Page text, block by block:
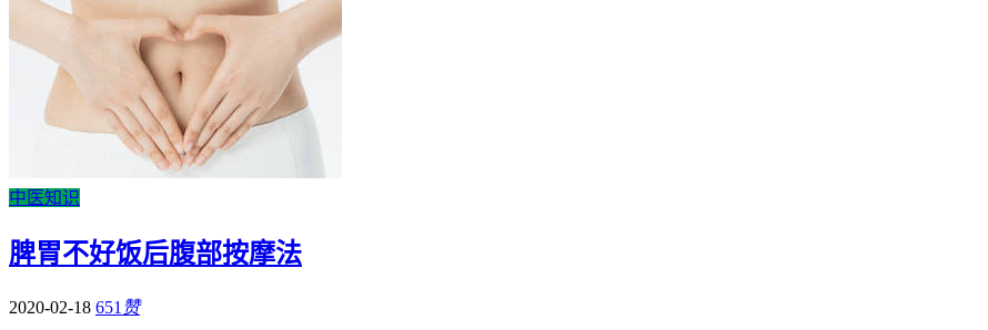
中医知识
脾胃不好饭后腹部按摩法
2020-02-18 651 赞